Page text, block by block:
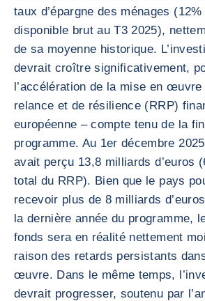
taux d’épargne des ménages
disponible brut au T3 2025),
de sa moyenne historique.
devrait croître significativement,
l’accélération de la mise en œuvre
relance et de résilience (RRP)
européenne – compte tenu de la
programme. Au 1er décembre
avait perçu 13,8 milliards d’euros
total du RRP). Bien que le pays
recevoir plus de 8 milliards
la dernière année du programme,
fonds sera en réalité nettement
raison des retards persistants
œuvre. Dans le même temps,
devrait progresser, soutenu par